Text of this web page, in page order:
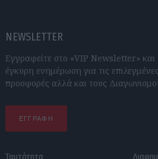
NEWSLETTER
Εγγραφείτε στο «VIP Newsletter» και
έγκυρη ενημέρωση για τις επιλεγμένες
προσφορές αλλά και τους
ΕΓΓΡΑΦΗ